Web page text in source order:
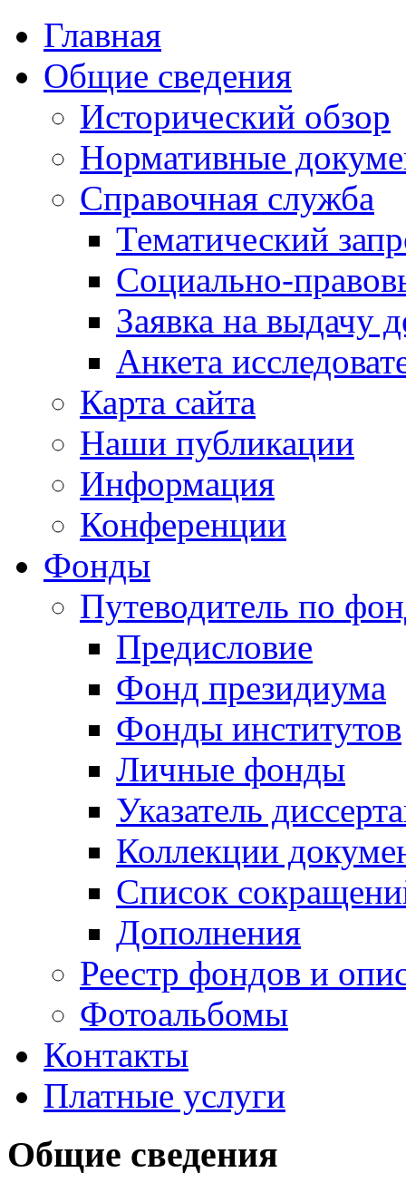
Главная
Общие сведения
Исторический обзор
Нормативные
Справочная служба
Тематический
Социально-
Заявка на выдачу
Анкета
Карта сайта
Наши публикации
Информация
Конференции
Фонды
Путеводитель по
Предисловие
Фонд президиума
Фонды институтов
Личные фонды
Указатель
Коллекции
Список
Дополнения
Реестр фондов и
Фотоальбомы
Контакты
Платные услуги
Общие сведения